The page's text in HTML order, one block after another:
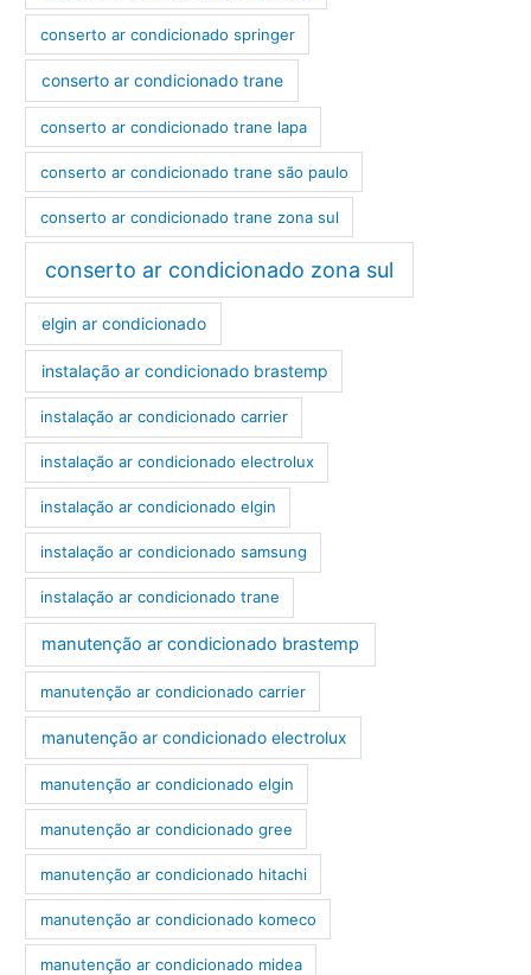
conserto ar condicionado springer
conserto ar condicionado trane
conserto ar condicionado trane lapa
conserto ar condicionado trane são paulo
conserto ar condicionado trane zona sul
conserto ar condicionado zona sul
elgin ar condicionado
instalação ar condicionado brastemp
instalação ar condicionado carrier
instalação ar condicionado electrolux
instalação ar condicionado elgin
instalação ar condicionado samsung
instalação ar condicionado trane
manutenção ar condicionado brastemp
manutenção ar condicionado carrier
manutenção ar condicionado electrolux
manutenção ar condicionado elgin
manutenção ar condicionado gree
manutenção ar condicionado hitachi
manutenção ar condicionado komeco
manutenção ar condicionado midea